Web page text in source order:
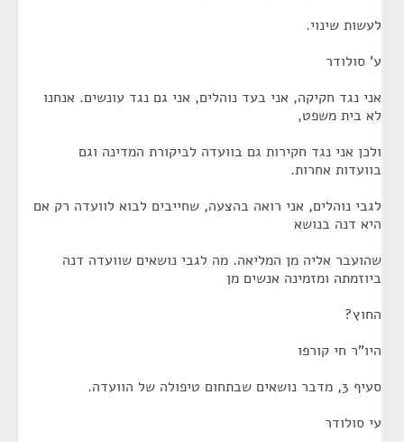
לעשות שינוי.
ע' סולודר
אני נגד חקיקה, אני בעד נוהלים, אני גם נגד עונשים. אנחנו
לא בית משפט,
ולכן אני נגד חקירות גם בוועדה לביקורת המדינה וגם
בוועדות אחרות.
לגבי נוהלים, אני רואה בהצעה, שחייבים לבוא לוועדה רק אם
היא דנה בנושא
שהועבר אליה מן המליאה. מה לגבי נושאים שוועדה דנה
ביוזמתה ומזמינה אנשים מן
החוץ?
היו"ר חי קורפו
סעיף 3, מדבר נושאים שבתחום טיפולה של הוועדה.
עי סולודר